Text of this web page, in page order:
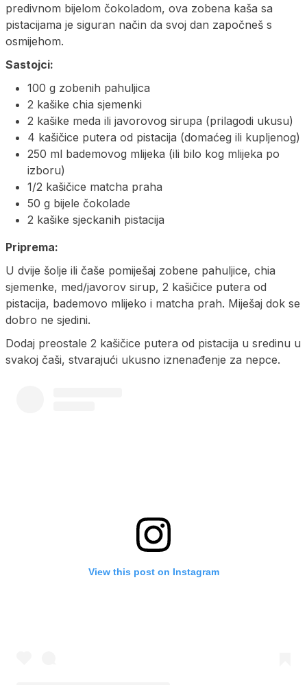
predivnom bijelom čokoladom, ova zobena kaša sa
pistacijama je siguran način da svoj dan započneš s
osmijehom.
Sastojci:
100 g zobenih pahuljica
2 kašike chia sjemenki
2 kašike meda ili javorovog sirupa (prilagodi ukusu)
4 kašičice putera od pistacija (domaćeg ili kupljenog)
250 ml bademovog mlijeka (ili bilo kog mlijeka po
izboru)
1/2 kašičice matcha praha
50 g bijele čokolade
2 kašike sjeckanih pistacija
Priprema:
U dvije šolje ili čaše pomiješaj zobene pahuljice, chia
sjemenke, med/javorov sirup, 2 kašičice putera od
pistacija, bademovo mlijeko i matcha prah. Miješaj dok se
dobro ne sjedini.
Dodaj preostale 2 kašičice putera od pistacija u sredinu u
svakoj čaši, stvarajući ukusno iznenađenje za nepce.
View this post on Instagram